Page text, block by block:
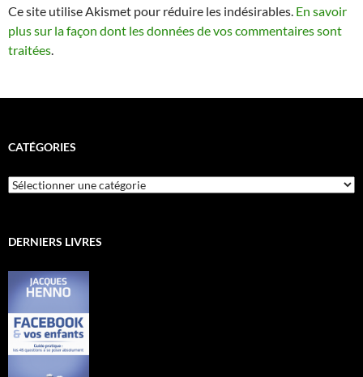
Ce site utilise Akismet pour réduire les indésirables. En savoir
plus sur la façon dont les données de vos commentaires sont
traitées.
CATÉGORIES
Catégories
DERNIERS LIVRES